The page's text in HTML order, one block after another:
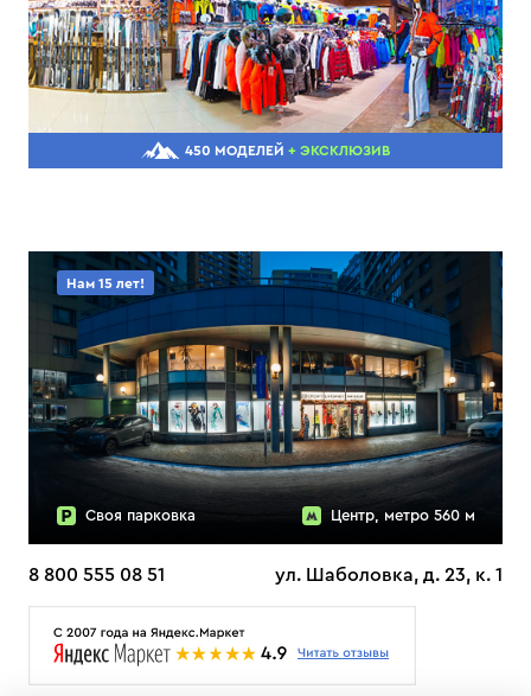
450 МОДЕЛЕЙ + ЭКСКЛЮЗИВ
Нам 15 лет!
Своя парковка Центр, метро 560 м
8 800 555 08 51 ул. Шаболовка, д. 23, к. 1